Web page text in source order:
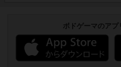
ボドゲーマのアプ